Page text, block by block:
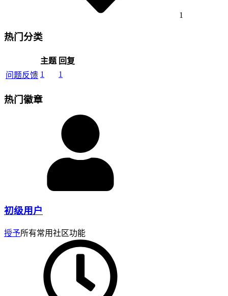
1
热门分类
主题 回复
问题反馈 1 1
热门徽章
初级用户
授予所有常用社区功能